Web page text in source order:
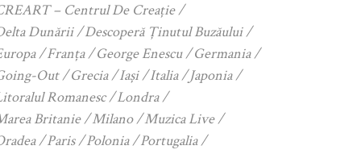
– Centrul De Creație
Dunării
Descoperă Ținutul Buzăului
Franța George Enescu
Germania
Out
Grecia Iași Italia
Japonia
Romanesc
Londra
Britanie
Milano
Muzica Live
Paris Polonia
Portugalia